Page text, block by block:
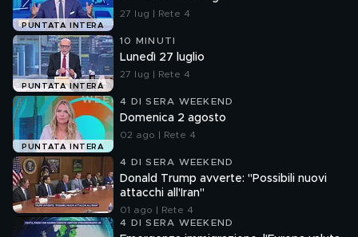
PUNTATA INTERA
27 lug | Rete 4
PUNTATA INTERA
10 MINUTI
Lunedì 27 luglio
27 lug | Rete 4
PUNTATA INTERA
4 DI SERA WEEKEND
Domenica 2 agosto
02 ago | Rete 4
4 DI SERA WEEKEND
Donald Trump avverte: "Possibili nuovi
attacchi all'Iran"
01 ago | Rete 4
4 DI SERA WEEKEND